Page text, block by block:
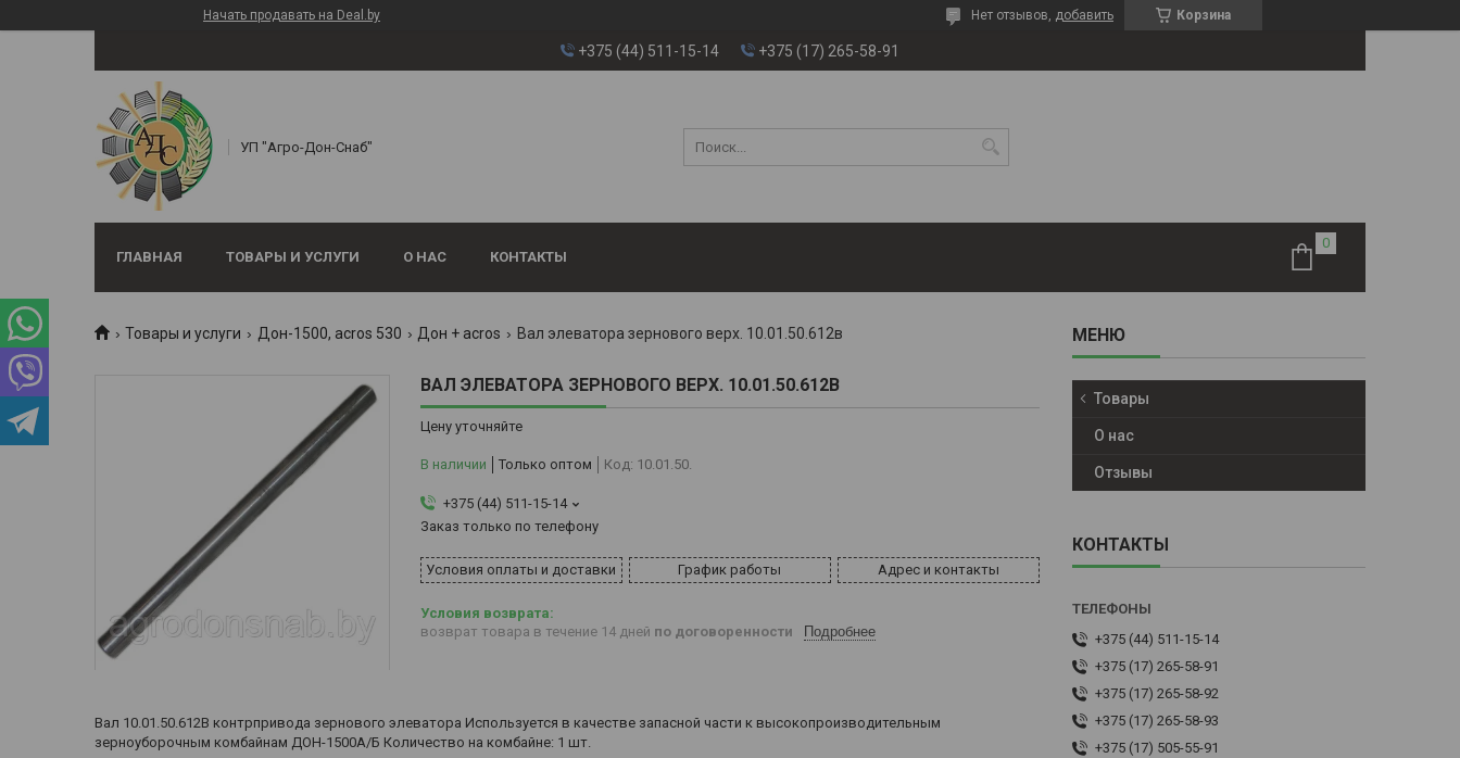
Начать продавать на Deal.by Корзина
Нет отзывов, добавить
+375 (44) 511-15-14 +375 (17) 265-58-91
УП "Агро-Дон-Снаб"
ГЛАВНАЯ ТОВАРЫ И УСЛУГИ О НАС КОНТАКТЫ
Товары и услуги Дон-1500, аcros 530 Дон + acros Вал элеватора зернового верх. 10.01.50.612в
ВАЛ ЭЛЕВАТОРА ЗЕРНОВОГО ВЕРХ. 10.01.50.612В
Цену уточняйте
В наличии Только оптом Код: 10.01.50.
+375 (44) 511-15-14
Заказ только по телефону
Условия оплаты и доставки График работы Адрес и контакты
возврат товара в течение 14 дней по договоренности Подробнее
Вал 10.01.50.612В контрпривода зернового элеватора Используется в качестве запасной части к высокопроизводительным
зерноуборочным комбайнам ДОН-1500А/Б Количество на комбайне: 1 шт.
Товары
О нас
Отзывы
КОНТАКТЫ
+375 (44) 511-15-14
+375 (17) 265-58-91
+375 (17) 265-58-92
+375 (17) 265-58-93
+375 (17) 505-55-91